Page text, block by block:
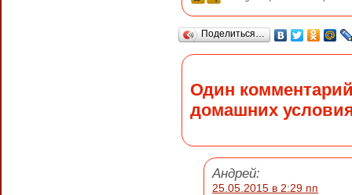
Поделиться…
Один
домашних
Андрей:
25.05.2015 в 2:29 пп